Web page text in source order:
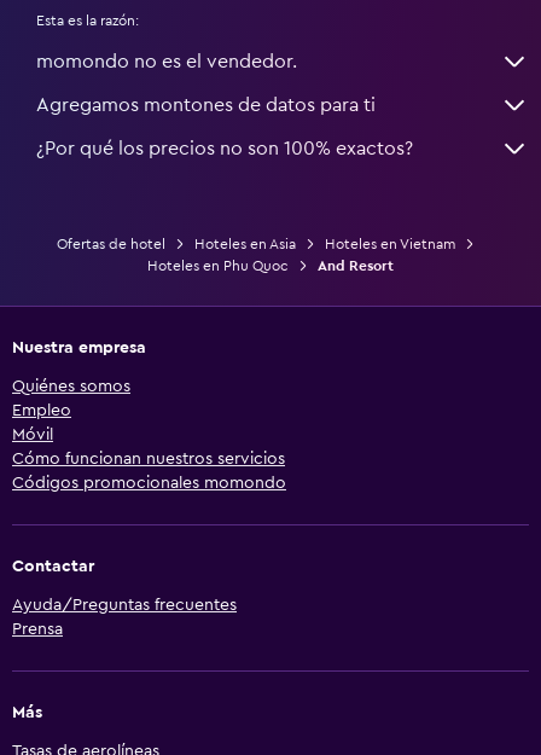
Esta es la razón:
momondo no es el vendedor.
Agregamos montones de datos para ti
¿Por qué los precios no son 100% exactos?
Ofertas de hotel Hoteles en Asia
Hoteles en Vietnam
Hoteles en Phu Quoc
And Resort
Nuestra empresa
Quiénes somos
Empleo
Móvil
Cómo funcionan nuestros servicios
Códigos promocionales momondo
Contactar
Ayuda/Preguntas frecuentes
Prensa
Más
Tasas de aerolíneas